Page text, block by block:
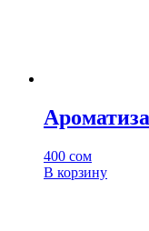
400 сом
В корзину